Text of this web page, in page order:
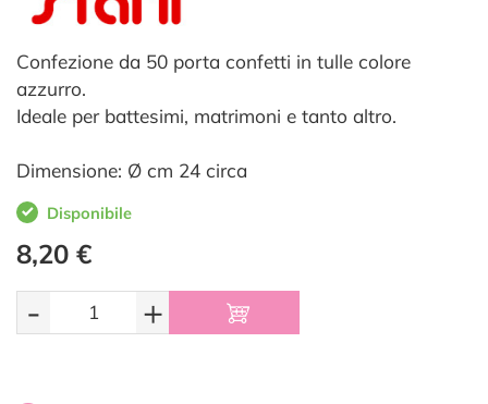
Confezione da 50 porta confetti in tulle colore
azzurro.
Ideale per battesimi, matrimoni e tanto altro.
Dimensione: Ø cm 24 circa
Disponibile
8,20 €
- +